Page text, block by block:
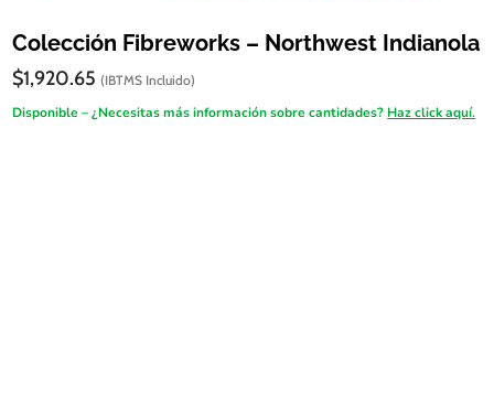
Colección Fibreworks – Northwest Indianola
$1,920.65 (IBTMS Incluido)
Disponible – ¿Necesitas más información sobre cantidades? Haz click aquí.